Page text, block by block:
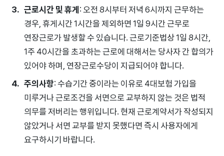
근로시간 및 휴게: 오전 8시부터 저녁 6시까지 근무하는
경우, 휴게시간 1시간을 제외하면 1일 9시간 근무로
연장근로가 발생할 수 있습니다. 근로기준법상 1일 8시간,
1주 40시간을 초과하는 근로에 대해서는 당사자 간 합의가
있어야 하며, 연장근로수당이 지급되어야 합니다.
주의사항: 수습기간 중이라는 이유로 4대보험 가입을
미루거나 근로조건을 서면으로 교부하지 않는 것은 법적
의무를 저버리는 행위입니다. 현재 근로계약서가 작성되지
않았거나 서면 교부를 받지 못했다면 즉시 사용자에게
요구하시기 바랍니다.